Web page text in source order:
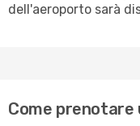
dell'aeroporto sarà
Come prenotare